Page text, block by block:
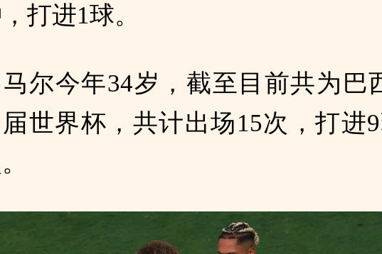
打进1球。
尔今年34岁，截至目前共为巴
届世界杯，共计出场15次，打进